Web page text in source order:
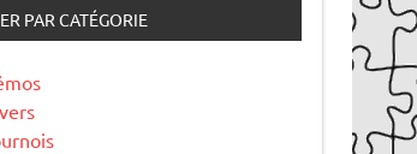
PAR CATÉGORIE